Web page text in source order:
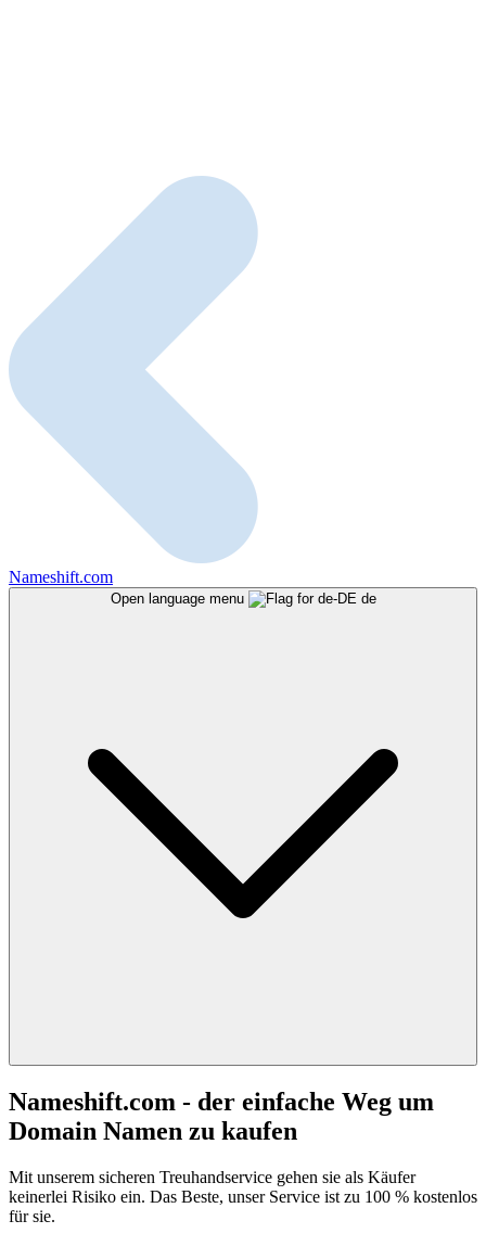
Nameshift.com
Open language menu de
Nameshift.com - der einfache Weg um
Domain Namen zu kaufen
Mit unserem sicheren Treuhandservice gehen sie als Käufer
keinerlei Risiko ein. Das Beste, unser Service ist zu 100 % kostenlos
für sie.